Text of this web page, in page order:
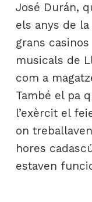
José Durán,
els anys de
grans
musicals de
com a
També el pa
l’exèrcit el
on
hores
estaven